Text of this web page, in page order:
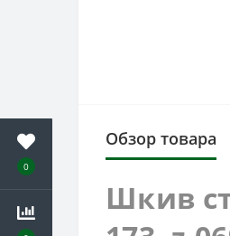
0
Обзор товара
Шкив